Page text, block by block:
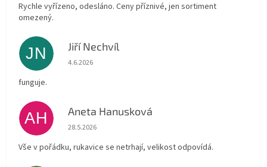
Rychle vyřízeno, odesláno. Ceny příznivé, jen sortiment
omezený.
JN Jiří Nechvíl
Hodnocení obchodu je 5 z 5 hvězdiček.
4.6.2026
funguje.
AH Aneta Hanusková
Hodnocení obchodu je 5 z 5 hvězdiček.
28.5.2026
Vše v pořádku, rukavice se netrhají, velikost odpovídá.